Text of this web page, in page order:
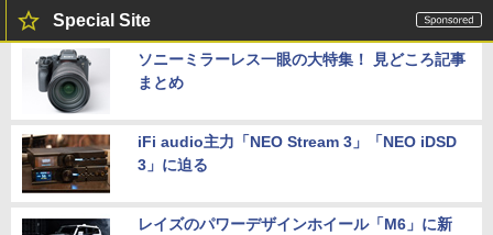
Special Site
ソニーミラーレス一眼の大特集！ 見どころ記事
まとめ
iFi audio主力「NEO Stream 3」「NEO iDSD
3」に迫る
レイズのパワーデザインホイール「M6」に新